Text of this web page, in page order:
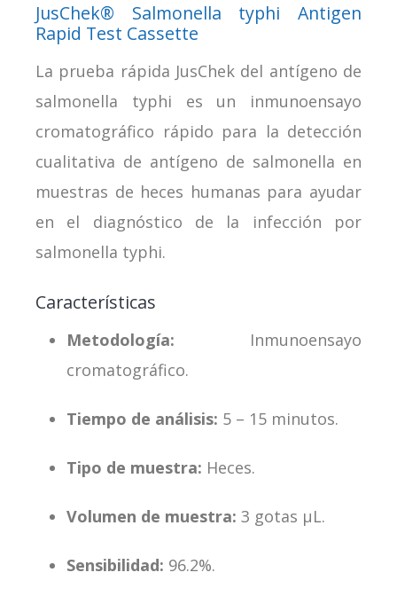
JusChek® Salmonella typhi Antigen
Rapid Test Cassette
La prueba rápida JusChek del antígeno de
salmonella typhi es un inmunoensayo
cromatográfico rápido para la detección
cualitativa de antígeno de salmonella en
muestras de heces humanas para ayudar
en el diagnóstico de la infección por
salmonella typhi.
Características
Metodología: Inmunoensayo
cromatográfico.
Tiempo de análisis: 5 – 15 minutos.
Tipo de muestra: Heces.
Volumen de muestra: 3 gotas μL.
Sensibilidad: 96.2%.